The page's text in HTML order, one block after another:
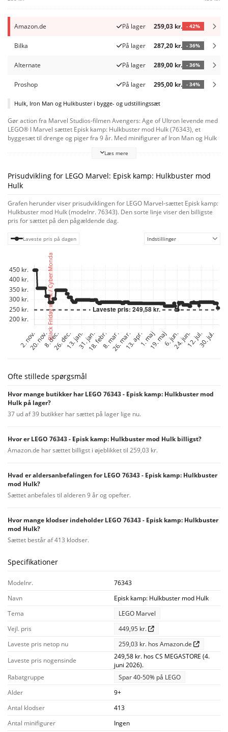
Amazon.de På lager 259,03 kr. - 42%
Bilka På lager 287,20 kr. - 36%
Alternate På lager 289,00 kr. - 36%
Proshop På lager 295,00 kr. - 34%
Hulk, Iron Man og Hulkbuster i bygge- og udstillingssæt
Gør action fra Marvel Studios-filmen Avengers: Age of Ultron levende med
LEGO® ǀ Marvel sættet Episk kamp: Hulkbuster mod Hulk (76343), et
byggesæt til drenge og piger fra 9 år. Med minifigurer af Iron Man og Hulk
børn uendelige muligheder for fantasifuld rolleleg og kreativ udstilling.Iron
gadescene fyldt med murbrokker, sammenstyrtende stålkonstruktioner og
et trafiklys, som Hulk kan bruge som våben. Hulkbuster er fuldt leddelt for
at give maksimal bevægelighed. Med en robust base og en navneplade kan
minifigurerne af for at skabe deres egne superhelteeventyr. Sættet er en
god gaveidé, og med LEGO Builder appen kan børn bygge med selvtillid –
zoome, dreje i 3D og følge deres fremskridt med letforståelig digital
Læs mere
Prisudvikling for LEGO Marvel: Episk kamp: Hulkbuster mod
Hulk
Grafen herunder viser prisudviklingen for LEGO Marvel-sættet Episk kamp:
Hulkbuster mod Hulk (modelnr. 76343). Den sorte linje viser den billigste
pris for sættet på den pågældende dag.
Laveste pris på dagen Indstillinger
Ofte stillede spørgsmål
Hvor mange butikker har LEGO 76343 - Episk kamp: Hulkbuster mod
Hulk på lager?
37 ud af 39 butikker har sættet på lager lige nu.
Hvor er LEGO 76343 - Episk kamp: Hulkbuster mod Hulk billigst?
Amazon.de har sættet billigst i øjeblikket til 259,03 kr.
Hvad er aldersanbefalingen for LEGO 76343 - Episk kamp: Hulkbuster
mod Hulk?
Sættet anbefales til alderen 9 år og opefter.
Hvor mange klodser indeholder LEGO 76343 - Episk kamp: Hulkbuster
mod Hulk?
Sættet består af 413 klodser.
Specifikationer
Modelnr.
76343
Navn
Episk kamp: Hulkbuster mod Hulk
Tema
LEGO Marvel
Vejl. pris
449,95 kr.
Laveste pris netop nu
259,03 kr. hos Amazon.de
Laveste pris nogensinde
249,58 kr. hos CS MEGASTORE (4.
juni 2026).
Rabatgruppe
Spar 40-50% på LEGO
Alder
9+
Antal klodser
413
Antal minifigurer
Ingen